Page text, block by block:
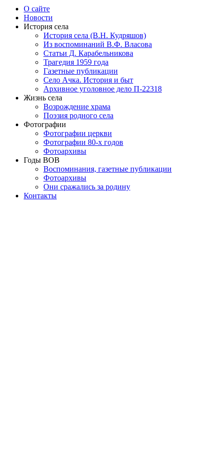
О сайте
Новости
История села
История села (В.Н. Кудряшов)
Из воспоминаний В.Ф. Власова
Статьи Д. Карабельникова
Трагедия 1959 года
Газетные публикации
Село Ачка. История и быт
Архивное уголовное дело П-22318
Жизнь села
Возрождение храма
Поэзия родного села
Фотографии
Фотографии церкви
Фотографии 80-х годов
Фотоархивы
Годы ВОВ
Воспоминания, газетные публикации
Фотоархивы
Они сражались за родину
Контакты